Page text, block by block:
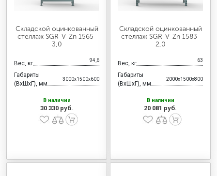
Складской оцинкованный
стеллаж SGR-V-Zn 1565-
3,0
Вес, кг 94,6
Габариты
(ВхШхГ), мм
3000x1500x600
В наличии
30 330 руб.
Складской оцинкованный
стеллаж SGR-V-Zn 1583-
2,0
Вес, кг 63
Габариты
(ВхШхГ), мм
2000x1500x800
В наличии
20 081 руб.